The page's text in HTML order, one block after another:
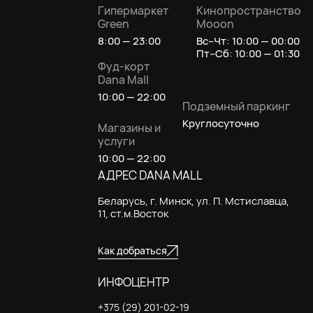
Гипермаркет
Green
8:00 — 23:00
Фуд-корт
Dana Mall
10:00 — 22:00
Магазины и
услуги
10:00 — 22:00
Подземный паркинг
Круглосуточно
Кинопространство
Mooon
Вс–Чт: 10:00 — 00:00
Пт–Сб: 10:00 — 01:30
АДРЕС DANA MALL
Беларусь, г. Минск, ул. П. Мстиславца,
11, ст.м.Восток
Как добраться
ИНФОЦЕНТР
+375 (29) 201-02-19